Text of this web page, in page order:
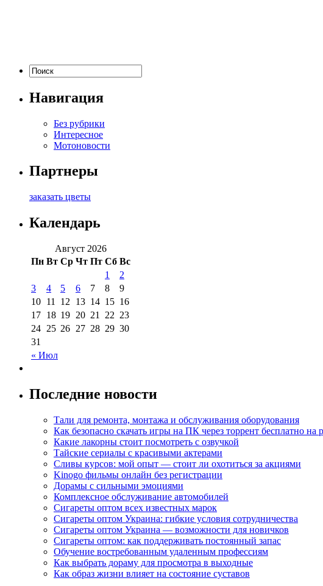
Навигация
Без рубрики
Интересное
Мотоновости
Партнеры
заказать цветы
Календарь
Август 2026
Пн Вт Ср Чт Пт Сб Вс
« Июл
1
2
3
4 5 6 7 8
9
10 11 12 13 14 15 16
17 18 19 20 21 22 23
24 25 26 27 28 29 30
31
Последние новости
Тали для ремонта, монтажа и обслуживания оборудования
Как безопасно скачать игры на ПК через торрент бесплатно на
Какие лакорны стоит посмотреть с озвучкой
Тайские сериалы с красивыми актерами
Сливы курсов: мой опыт — стоит ли охотиться за акциями
Kinogo фильмы онлайн без регистрации
Дорамы с сильными эмоциями
Комплексное обслуживание автомобилей
Сигареты оптом всех известных марок
Сигареты оптом Украина: гибкие условия сотрудничества
Сигареты оптом Украина — возможности для новичков
Сигареты оптом: как поддерживать постоянный запас
Обучение востребованным удаленным профессиям
Как выбрать дораму для просмотра в выходные
Как образ жизни влияет на состояние суставов